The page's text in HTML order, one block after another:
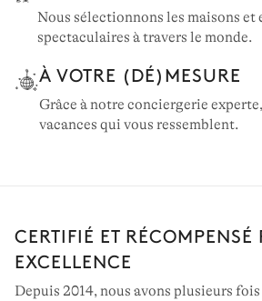
Nous sélectionnons les maisons et
spectaculaires à travers le monde.
À VOTRE (DÉ)MESURE
Grâce à notre conciergerie
vacances qui vous ressemblent.
CERTIFIÉ ET
EXCELLENCE
Depuis 2014, nous avons plusieurs